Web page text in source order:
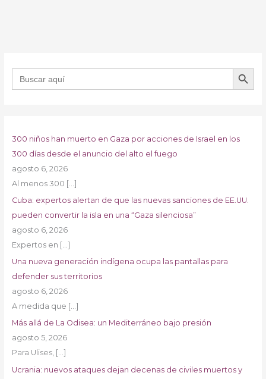
Buscar: BOTÓN DE
300 niños han muerto en Gaza por acciones de Israel en los
300 días desde el anuncio del alto el fuego
agosto 6, 2026
Al menos 300 […]
Cuba: expertos alertan de que las nuevas sanciones de EE.UU.
pueden convertir la isla en una “Gaza silenciosa”
agosto 6, 2026
Expertos en […]
Una nueva generación indígena ocupa las pantallas para
defender sus territorios
agosto 6, 2026
A medida que […]
Más allá de La Odisea: un Mediterráneo bajo presión
agosto 5, 2026
Para Ulises, […]
Ucrania: nuevos ataques dejan decenas de civiles muertos y